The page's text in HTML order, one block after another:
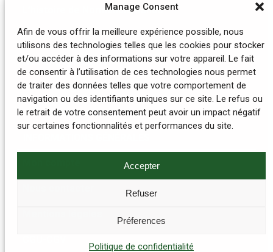
Manage Consent
Afin de vous offrir la meilleure expérience possible, nous
utilisons des technologies telles que les cookies pour stocker
et/ou accéder à des informations sur votre appareil. Le fait
de consentir à l’utilisation de ces technologies nous permet
de traiter des données telles que votre comportement de
navigation ou des identifiants uniques sur ce site. Le refus ou
le retrait de votre consentement peut avoir un impact négatif
sur certaines fonctionnalités et performances du site.
Accepter
Refuser
Préferences
Politique de confidentialité
L’histoire de Normandie Rando
L’équipe
Nos engagements
Nos hébergements
Foire aux questions